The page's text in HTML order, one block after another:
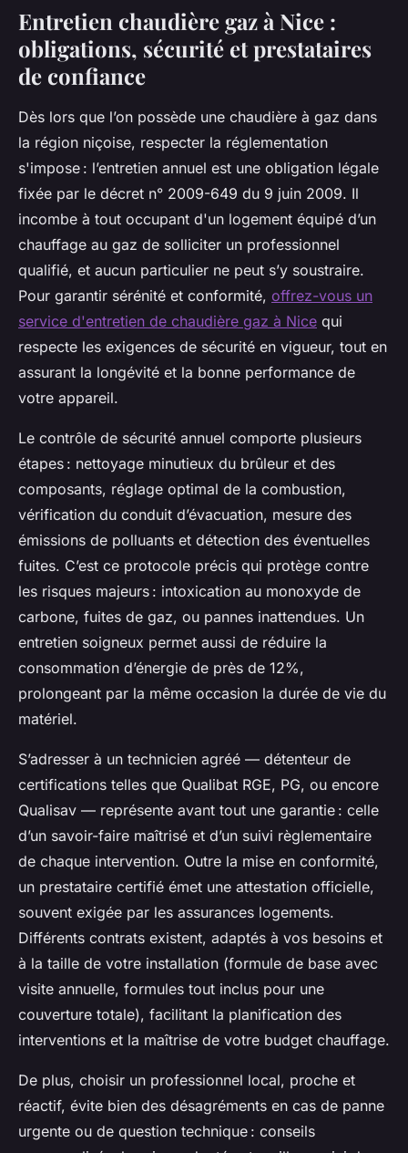
Entretien chaudière gaz à Nice :
obligations, sécurité et prestataires
de confiance
Dès lors que l’on possède une chaudière à gaz dans
la région niçoise, respecter la réglementation
s'impose : l’entretien annuel est une obligation légale
fixée par le décret n° 2009-649 du 9 juin 2009. Il
incombe à tout occupant d'un logement équipé d’un
chauffage au gaz de solliciter un professionnel
qualifié, et aucun particulier ne peut s’y soustraire.
Pour garantir sérénité et conformité, offrez-vous un
service d'entretien de chaudière gaz à Nice qui
respecte les exigences de sécurité en vigueur, tout en
assurant la longévité et la bonne performance de
votre appareil.
Le contrôle de sécurité annuel comporte plusieurs
étapes : nettoyage minutieux du brûleur et des
composants, réglage optimal de la combustion,
vérification du conduit d’évacuation, mesure des
émissions de polluants et détection des éventuelles
fuites. C’est ce protocole précis qui protège contre
les risques majeurs : intoxication au monoxyde de
carbone, fuites de gaz, ou pannes inattendues. Un
entretien soigneux permet aussi de réduire la
consommation d’énergie de près de 12%,
prolongeant par la même occasion la durée de vie du
matériel.
S’adresser à un technicien agréé — détenteur de
certifications telles que Qualibat RGE, PG, ou encore
Qualisav — représente avant tout une garantie : celle
d’un savoir-faire maîtrisé et d’un suivi règlementaire
de chaque intervention. Outre la mise en conformité,
un prestataire certifié émet une attestation officielle,
souvent exigée par les assurances logements.
Différents contrats existent, adaptés à vos besoins et
à la taille de votre installation (formule de base avec
visite annuelle, formules tout inclus pour une
couverture totale), facilitant la planification des
interventions et la maîtrise de votre budget chauffage.
De plus, choisir un professionnel local, proche et
réactif, évite bien des désagréments en cas de panne
urgente ou de question technique : conseils